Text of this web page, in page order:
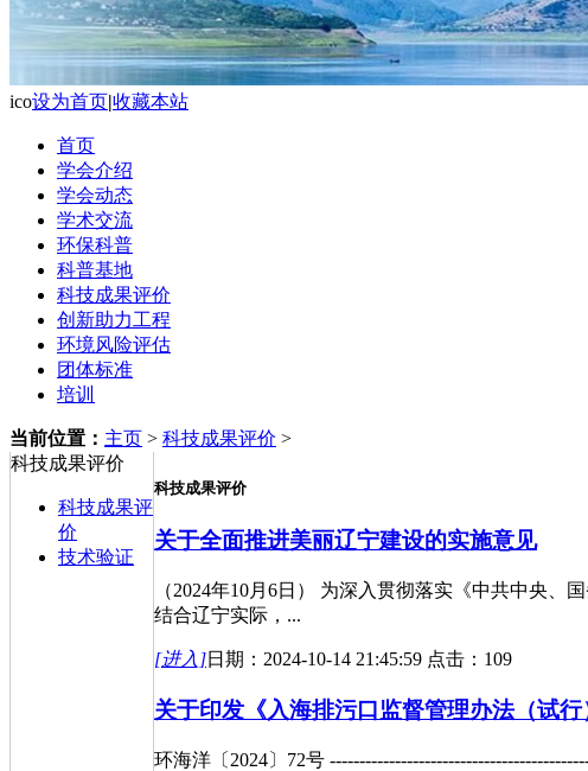
ico设为首页|收藏本站
首页
学会介绍
学会动态
学术交流
环保科普
科普基地
科技成果评价
创新助力工程
环境风险评估
团体标准
培训
当前位置： 主页 > 科技成果评价 >
科技成果评价
科技成果评
价
技术验证
科技成果评价
关于全面推进美丽辽宁建设的实施意见
（2024年10月6日） 为深入贯彻落实《中共中央
结合辽宁实际，...
[进入]日期：2024-10-14 21:45:59 点击：109
关于印发《入海排污口监督管理办法（试行
环海洋〔2024〕72号